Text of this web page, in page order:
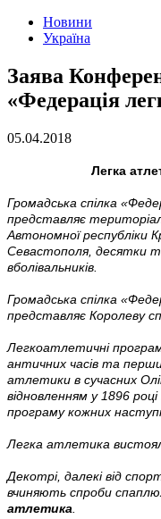
Новини
Україна
Заява
«Федерація
05.04.2018
Легка
Громадська спілка
представляє
Автономної республіки
Севастополя, десятки
вболівальників.
Громадська спілка
представляє Королеву
Легкоатлетичні
античних часів та
атлетики в сучасних
відновленням у 1896
програму кожних
Легка атлетика
Декотрі, далекі від
вчиняють спроби
атлетика